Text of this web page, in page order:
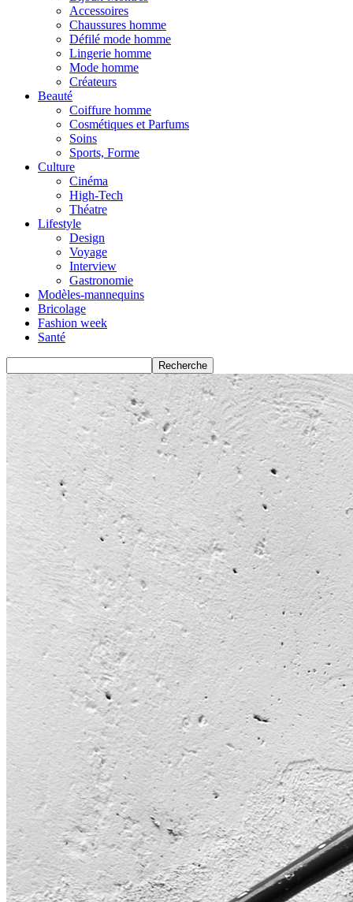
Accessoires
Chaussures homme
Défilé mode homme
Lingerie homme
Mode homme
Créateurs
Beauté
Coiffure homme
Cosmétiques et Parfums
Soins
Sports, Forme
Culture
Cinéma
High-Tech
Théatre
Lifestyle
Design
Voyage
Interview
Gastronomie
Modèles-mannequins
Bricolage
Fashion week
Santé